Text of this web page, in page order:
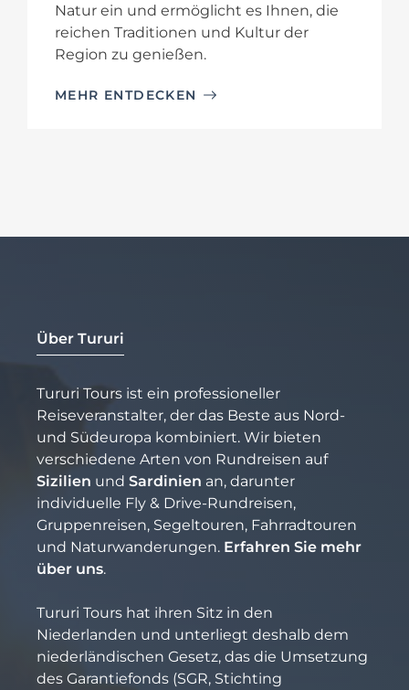
Natur ein und ermöglicht es Ihnen, die
reichen Traditionen und Kultur der
Region zu genießen.
MEHR ENTDECKEN
Über Tururi
Tururi Tours ist ein professioneller
Reiseveranstalter, der das Beste aus Nord-
und Südeuropa kombiniert. Wir bieten
verschiedene Arten von Rundreisen auf
Sizilien und Sardinien an, darunter
individuelle Fly & Drive-Rundreisen,
Gruppenreisen, Segeltouren, Fahrradtouren
und Naturwanderungen. Erfahren Sie mehr
über uns.
Tururi Tours hat ihren Sitz in den
Niederlanden und unterliegt deshalb dem
niederländischen Gesetz, das die Umsetzung
des Garantiefonds (SGR, Stichting